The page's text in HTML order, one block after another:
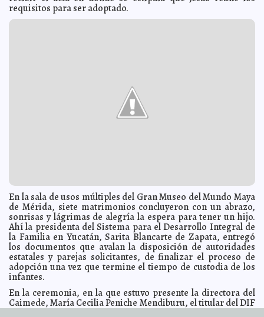
de Mandela? Claudia Sofía Gómez Infante
2013-12-11 05:45:08
Cinco de los autos más robados en México son de
México, el segundo país con más muertos por violencia
2013-12-11 05:12:01 Más saqueos y violencia en Argentina Claudia Sofía Gómez
Infante
2013-12-11 05:05:12 Los celos de Michelle Obama Jorge Armando León Borges
2013-12-11 05:01:39 Recuperan el Cobalto 60 robado Carmen Alicia Briceño
Sánchez
2013-12-11 04:57:24 Aprueba el Senado la reforma energética
Claudia Sofía
Gómez Infante
2013-12-10 20:01:38 Comuna rescata e ilumina espacio público para
convertirlo en área deportiva
2013-12-10 19:56:19 Pleno aprueba el paquete fiscal de Yucatán y Mérida
para el 2014 Elena Martin
requisitos para ser adoptado.
En la sala de usos múltiples del Gran Museo del Mundo Maya
de Mérida, siete matrimonios concluyeron con un abrazo,
sonrisas y lágrimas de alegría la espera para tener un hijo.
Ahí la presidenta del Sistema para el Desarrollo Integral de
la Familia en Yucatán, Sarita Blancarte de Zapata, entregó
los documentos que avalan la disposición de autoridades
estatales y parejas solicitantes, de finalizar el proceso de
adopción una vez que termine el tiempo de custodia de los
infantes.
En la ceremonia, en la que estuvo presente la directora del
Caimede, María Cecilia Peniche Mendiburu, el titular del DIF
estatal, Limber Sosa Lara, enfatizó la importancia de